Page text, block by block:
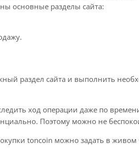
основные разделы сайта:
раздел сайта и выполнить
ход операции даже по
Поэтому можно не
toncoin можно задать в